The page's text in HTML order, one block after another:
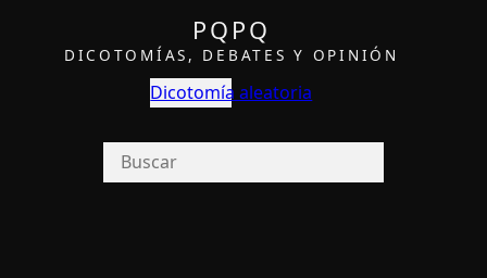
PQPQ
DICOTOMÍAS, DEBATES Y OPINIÓN
Dicotomía aleatoria